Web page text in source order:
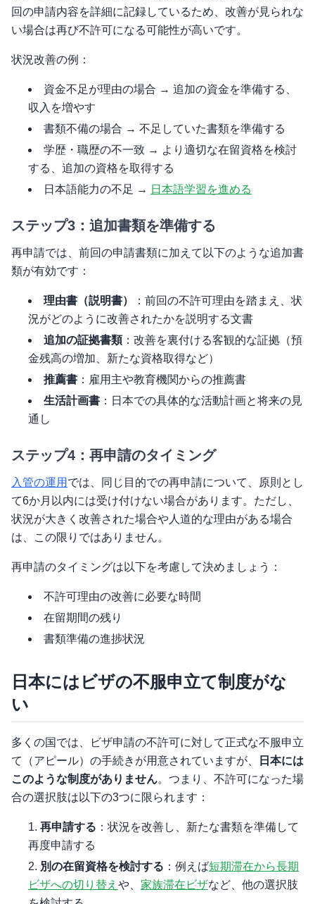
回の申請内容を詳細に記録しているため、改善が見られな
い場合は再び不許可になる可能性が高いです。
状況改善の例：
資金不足が理由の場合 → 追加の資金を準備する、
収入を増やす
書類不備の場合 → 不足していた書類を準備する
学歴・職歴の不一致 → より適切な在留資格を検討
する、追加の資格を取得する
日本語能力の不足 → 日本語学習を進める
ステップ3：追加書類を準備する
再申請では、前回の申請書類に加えて以下のような追加書
類が有効です：
理由書（説明書）
：前回の不許可理由を踏まえ、状
況がどのように改善されたかを説明する文書
追加の証拠書類：改善を裏付ける客観的な証拠（預
金残高の増加、新たな資格取得など）
推薦書 ：雇用主や教育機関からの推薦書
生活計画書 ：日本での具体的な活動計画と将来の見
通し
ステップ4：再申請のタイミング
入管の運用 では、同じ目的での再申請について、原則とし
て6か月以内には受け付けない場合があります。ただし、
状況が大きく改善された場合や人道的な理由がある場合
は、この限りではありません。
再申請のタイミングは以下を考慮して決めましょう：
不許可理由の改善に必要な時間
在留期間の残り
書類準備の進捗状況
日本にはビザの不服申立て制度がな
い
多くの国では、ビザ申請の不許可に対して正式な不服申立
て（アピール）の手続きが用意されていますが、
日本には
このような制度がありません。つまり、不許可になった場
合の選択肢は以下の3つに限られます：
再申請する ：状況を改善し、新たな書類を準備して
再度申請する
別の在留資格を検討する ：例えば短期滞在から長期
ビザへの切り替え や、 家族滞在ビザなど、他の選択肢